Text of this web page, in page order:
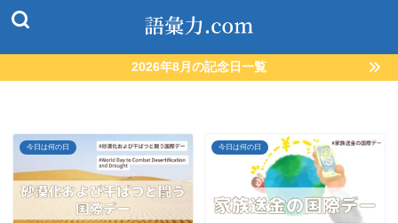
2026年8月の記念日一覧
今日は何の日 今日は何の日